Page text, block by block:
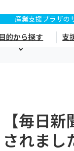
目的から探す 支
【毎日
されまし